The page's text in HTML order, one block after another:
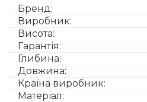
Бренд:
Виробник:
Висота:
Гарантія:
Глибина:
Довжина:
Країна виробник:
Матеріал: